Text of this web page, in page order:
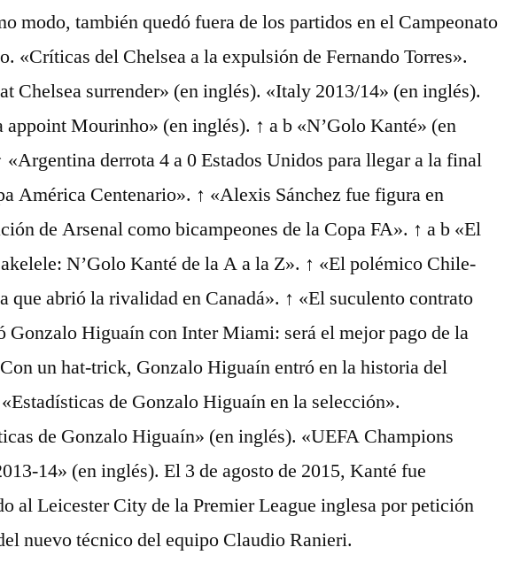
modo, también quedó fuera de los partidos en el Campeonato
«Críticas del Chelsea a la expulsión de Fernando Torres».
Chelsea surrender» (en inglés). «Italy 2013/14» (en inglés).
appoint Mourinho» (en inglés). ↑ a b «N’Golo Kanté» (en
«Argentina derrota 4 a 0 Estados Unidos para llegar a la final
América Centenario». ↑ «Alexis Sánchez fue figura en
de Arsenal como bicampeones de la Copa FA». ↑ a b «El
N’Golo Kanté de la A a la Z». ↑ «El polémico Chile-
que abrió la rivalidad en Canadá». ↑ «El suculento contrato
Gonzalo Higuaín con Inter Miami: será el mejor pago de la
un hat-trick, Gonzalo Higuaín entró en la historia del
de Gonzalo Higuaín en la selección».
de Gonzalo Higuaín» (en inglés). «UEFA Champions
14» (en inglés). El 3 de agosto de 2015, Kanté fue
al Leicester City de la Premier League inglesa por petición
nuevo técnico del equipo Claudio Ranieri.